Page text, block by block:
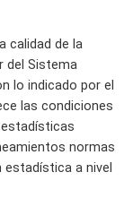
calidad de la
del Sistema
lo indicado por el
las condiciones
normas
a nivel